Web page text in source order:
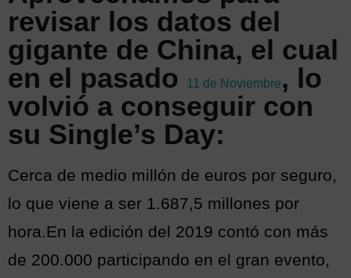
revisar los datos del
gigante de China, el cual
en el pasado
11 de Noviembre, lo
volvió a conseguir con
su Single’s Day:
Cerca de medio millón de euros por seguro,
lo que viene a ser 1.687,5 millones por
hora.En la edición del 2019 contó con más
de 200.000 participando en el gran evento,